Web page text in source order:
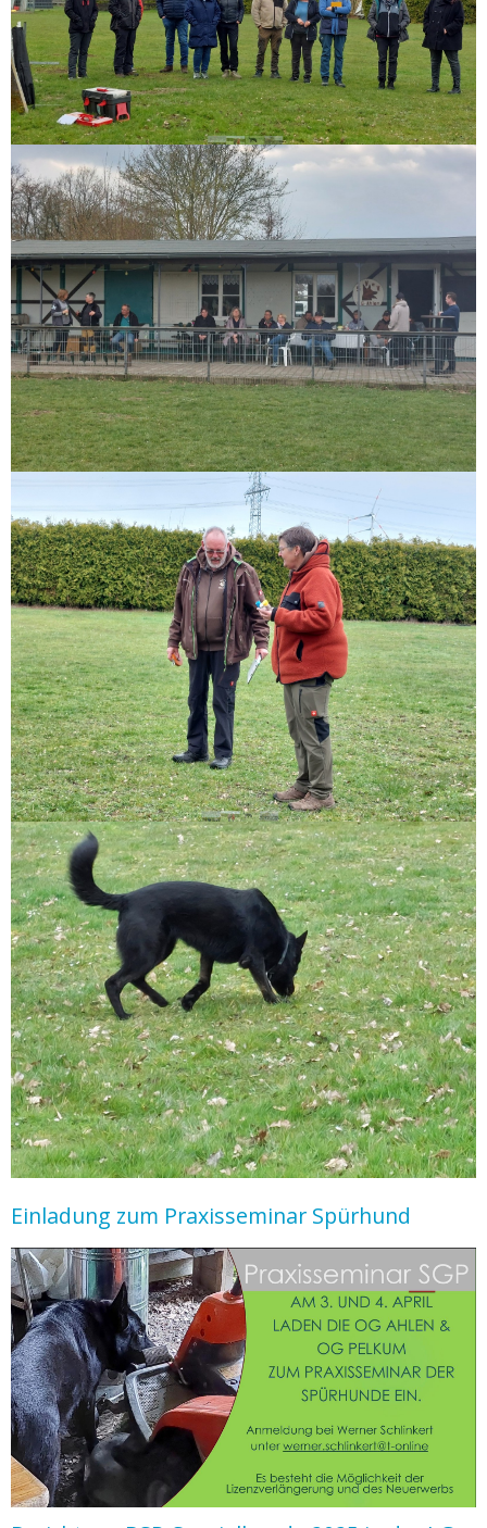
Einladung zum Praxisseminar Spürhund